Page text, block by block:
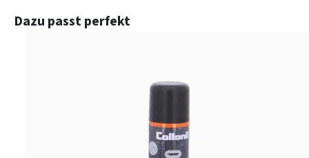
Produktgalerie überspringen
Dazu passt perfekt